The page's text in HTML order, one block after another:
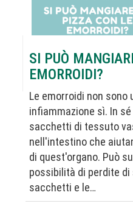
SI PUÒ
EMORROIDI?
Le emorroidi non
infiammazione sì. In
sacchetti di tessuto
nell'intestino che
di quest'organo. Può
possibilità di perdite
sacchetti e le…